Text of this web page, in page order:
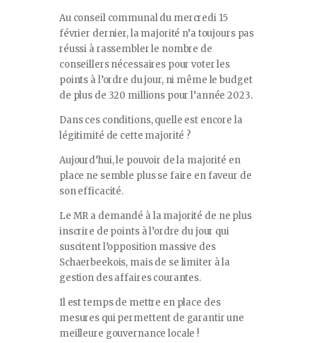
Au conseil communal du mercredi 15
février dernier, la majorité n’a toujours pas
réussi à rassembler le nombre de
conseillers nécessaires pour voter les
points à l’ordre du jour, ni même le budget
de plus de 320 millions pour l’année 2023.
Dans ces conditions, quelle est encore la
légitimité de cette majorité ?
Aujourd’hui, le pouvoir de la majorité en
place ne semble plus se faire en faveur de
son efficacité.
Le MR a demandé à la majorité de ne plus
inscrire de points à l’ordre du jour qui
suscitent l’opposition massive des
Schaerbeekois, mais de se limiter à la
gestion des affaires courantes.
Il est temps de mettre en place des
mesures qui permettent de garantir une
meilleure gouvernance locale !